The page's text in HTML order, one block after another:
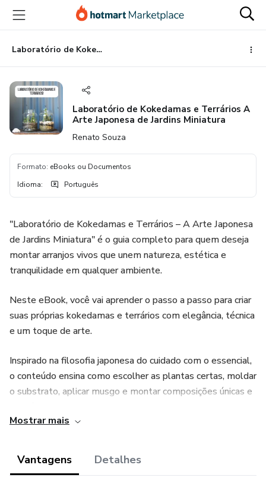
para
conteúdo
principal
para
pagamento
para
rodapé
Laboratório de Kokedamas e Terrários A Arte Japonesa de Jardins Miniatura
Laboratório de Kokedamas e Terrários A
Arte Japonesa de Jardins Miniatura
Renato Souza
Formato: eBooks ou Documentos
Idioma: Português
"Laboratório de Kokedamas e Terrários – A Arte Japonesa
de Jardins Miniatura" é o guia completo para quem deseja
montar arranjos vivos que unem natureza, estética e
tranquilidade em qualquer ambiente.
Neste eBook, você vai aprender o passo a passo para criar
suas próprias kokedamas e terrários com elegância, técnica
e um toque de arte.
Inspirado na filosofia japonesa do cuidado com o essencial,
o conteúdo ensina como escolher as plantas certas, moldar
o substrato, aplicar musgo e montar composições únicas e
Mostrar mais
Vantagens Detalhes